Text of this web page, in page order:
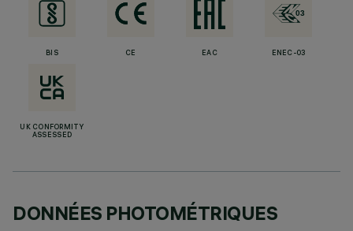
BIS CE EAC ENEC-03
UK CONFORMITY
ASSESSED
DONNÉES PHOTOMÉTRIQUES